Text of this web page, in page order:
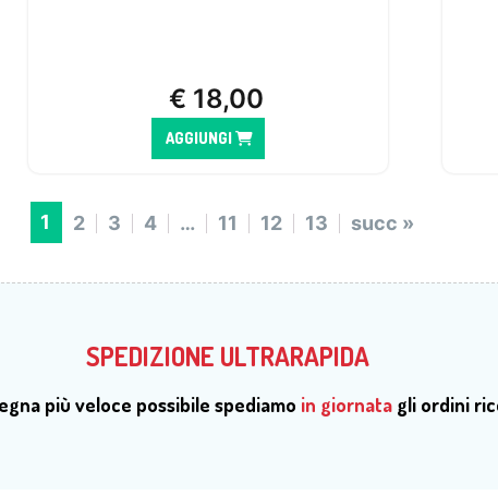
€ 18,00
AGGIUNGI
1 2 3 4 … 11 12 13 succ »
SPEDIZIONE ULTRARAPIDA
più veloce possibile spediamo in giornatagli ordini